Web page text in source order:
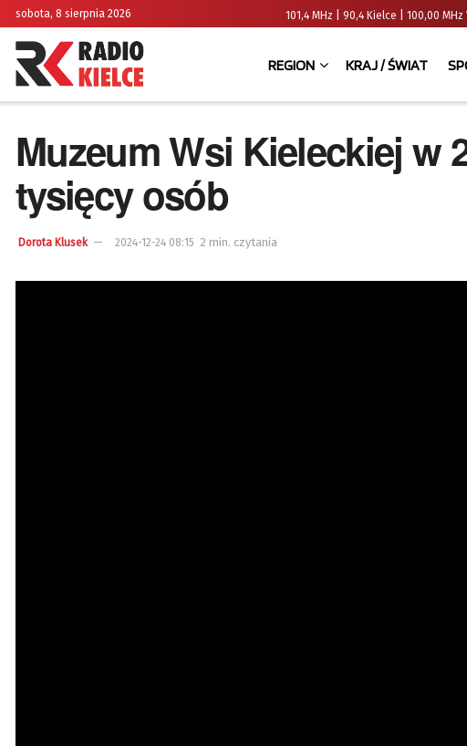
sobota, 8 sierpnia 2026 101,4 MHz | 90,4 Kielce | 100,00
REGION KRAJ / ŚWIAT
Muzeum Wsi Kieleckiej w
tysięcy osób
Dorota Klusek 2024-12-24 08:15 2 min. czytania